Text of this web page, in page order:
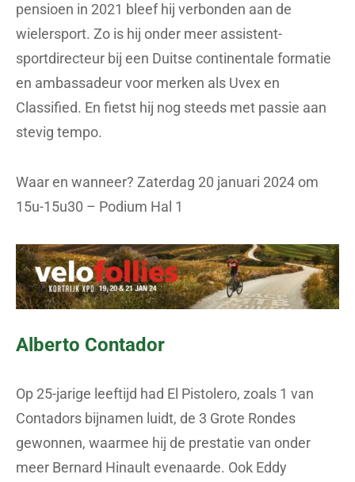
pensioen in 2021 bleef hij verbonden aan de
wielersport. Zo is hij onder meer assistent-
sportdirecteur bij een Duitse continentale formatie
en ambassadeur voor merken als Uvex en
Classified. En fietst hij nog steeds met passie aan
stevig tempo.
Waar en wanneer? Zaterdag 20 januari 2024 om
15u-15u30 – Podium Hal 1
Alberto Contador
Op 25-jarige leeftijd had El Pistolero, zoals 1 van
Contadors bijnamen luidt, de 3 Grote Rondes
gewonnen, waarmee hij de prestatie van onder
meer Bernard Hinault evenaarde. Ook Eddy